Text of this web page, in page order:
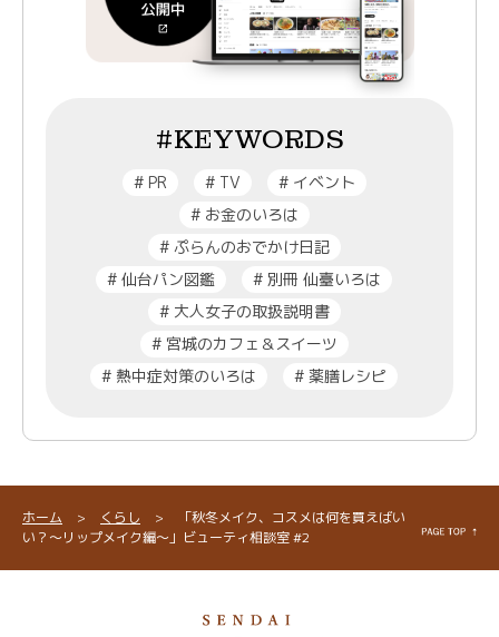
#KEYWORDS
#PR #TV #イベント
#お金のいろは
#ぷらんのおでかけ日記
# 仙台パン図鑑 # 別冊 仙臺いろは
#大人女子の取扱説明書
#宮城のカフェ＆スイーツ
# 熱中症対策のいろは # 薬膳レシピ
ホーム > くらし >
「秋冬メイク、コスメは何を買えばい
い？〜リップメイク編〜」ビューティ相談室 #2